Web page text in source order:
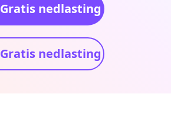
Gratis nedlasting
Gratis nedlasting